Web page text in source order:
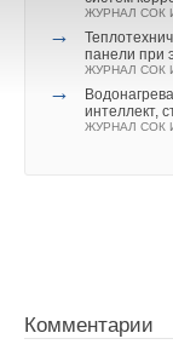
ЖУРНАЛ СОК
→
панели при
ЖУРНАЛ СОК
→
интеллект,
ЖУРНАЛ СОК
Комментарии
Пеллеты —
благоприятные
перспективными
© 2002 - 2026 OOO